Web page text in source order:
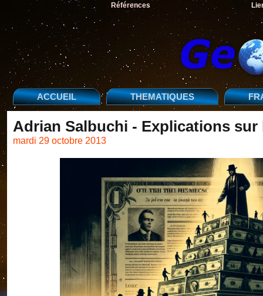
Références
ACCUEIL THEMATIQUES
Adrian Salbuchi - Explications
mardi 29 octobre 2013